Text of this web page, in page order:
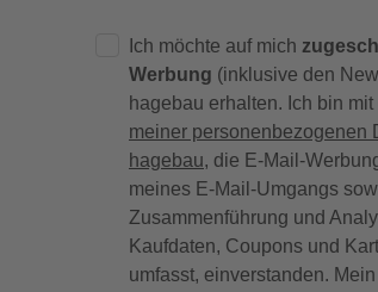
Ich möchte auf mich
Werbung (inklusive den
hagebau erhalten. Ich bin mit
meiner personenbezogenen
hagebau, die E-Mail-
meines E-Mail-Umgangs
Zusammenführung und
Kaufdaten, Coupons und
umfasst, einverstanden.